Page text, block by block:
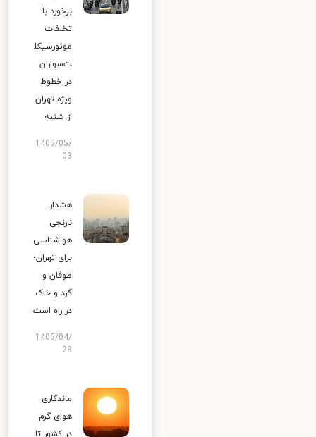
برخورد با
تخلفات
موتورسیکل
ت‌سواران
در خطوط
ویژه تهران
از شنبه
1405/05/
03
هشدار
نارنجی
هواشناسی
برای تهران؛
طوفان و
گرد و خاک
در راه است
1405/04/
28
ماندگاری
هوای گرم
در کشور تا